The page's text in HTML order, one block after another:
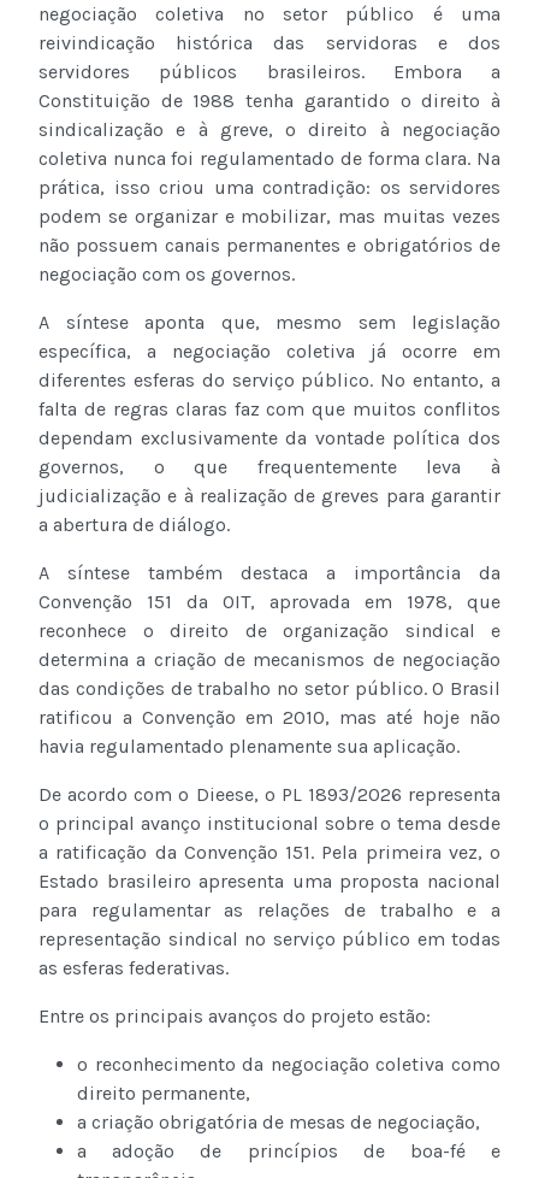
negociação coletiva no setor público é uma
reivindicação histórica das servidoras e dos
servidores públicos brasileiros. Embora a
Constituição de 1988 tenha garantido o direito à
sindicalização e à greve, o direito à negociação
coletiva nunca foi regulamentado de forma clara. Na
prática, isso criou uma contradição: os servidores
podem se organizar e mobilizar, mas muitas vezes
não possuem canais permanentes e obrigatórios de
negociação com os governos.
A síntese aponta que, mesmo sem legislação
específica, a negociação coletiva já ocorre em
diferentes esferas do serviço público. No entanto, a
falta de regras claras faz com que muitos conflitos
dependam exclusivamente da vontade política dos
governos, o que frequentemente leva à
judicialização e à realização de greves para garantir
a abertura de diálogo.
A síntese também destaca a importância da
Convenção 151 da OIT, aprovada em 1978, que
reconhece o direito de organização sindical e
determina a criação de mecanismos de negociação
das condições de trabalho no setor público. O Brasil
ratificou a Convenção em 2010, mas até hoje não
havia regulamentado plenamente sua aplicação.
De acordo com o Dieese, o PL 1893/2026 representa
o principal avanço institucional sobre o tema desde
a ratificação da Convenção 151. Pela primeira vez, o
Estado brasileiro apresenta uma proposta nacional
para regulamentar as relações de trabalho e a
representação sindical no serviço público em todas
as esferas federativas.
Entre os principais avanços do projeto estão:
o reconhecimento da negociação coletiva como
direito permanente,
a criação obrigatória de mesas de negociação,
a adoção de princípios de boa-fé e